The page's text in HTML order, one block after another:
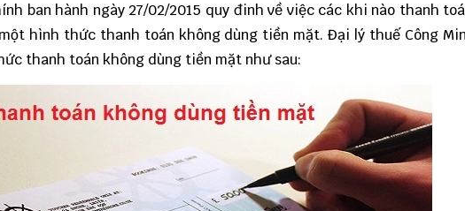
ban hành ngày 27/02/2015 quy đinh về việc các khi nào thanh
hình thức thanh toán không dùng tiền mặt. Đại lý thuế Công
thanh toán không dùng tiền mặt như sau: